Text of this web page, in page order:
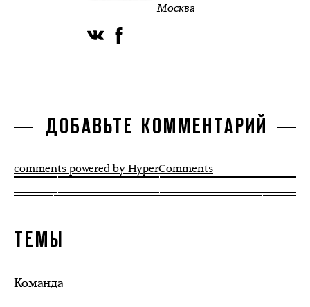
Москва
ДОБАВЬТЕ КОММЕНТАРИЙ
comments powered by HyperComments
ТЕМЫ
Команда